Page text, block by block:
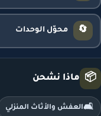
🔄 محوّل الوحدات
📦 ماذا نشحن
🛋️العفش والأثاث المنزلي